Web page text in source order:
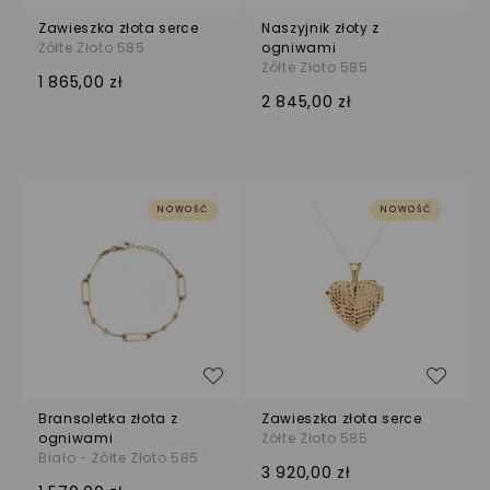
Zawieszka złota serce
Żółte Złoto 585
1 865,00 zł
Naszyjnik złoty z
ogniwami
Żółte Złoto 585
2 845,00 zł
NOWOŚĆ
Bransoletka złota z
ogniwami
Biało - Żółte Złoto 585
Dodaj do listy życzeń
NOWOŚĆ
Zawieszka złota serce
Żółte Złoto 585
3 920,00 zł